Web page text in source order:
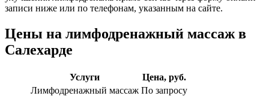
записи ниже или по телефонам, указанным на сайте.
Цены на лимфодренажный массаж в
Салехарде
Услуги
Цена, руб.
Лимфодренажный массаж По запросу